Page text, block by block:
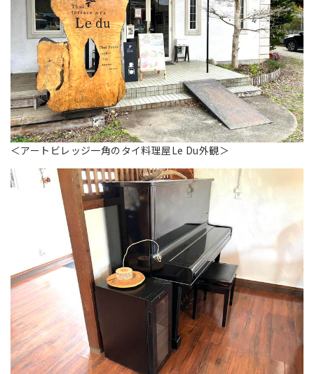
＜アートビレッジ一角のタイ料理屋Le Du外観＞